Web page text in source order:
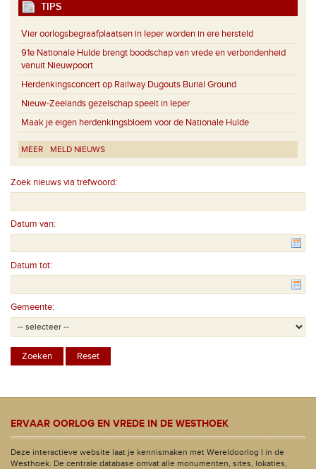
TIPS
Vier oorlogsbegraafplaatsen in Ieper worden in ere hersteld
91e Nationale Hulde brengt boodschap van vrede en verbondenheid
vanuit Nieuwpoort
Herdenkingsconcert op Railway Dugouts Burial Ground
Nieuw-Zeelands gezelschap speelt in Ieper
Maak je eigen herdenkingsbloem voor de Nationale Hulde
MEER MELD NIEUWS
Zoek nieuws via trefwoord:
Datum van:
Datum tot:
Gemeente:
ERVAAR OORLOG EN VREDE IN DE WESTHOEK
Deze interactieve website laat je kennismaken met Wereldoorlog I in de
Westhoek. De centrale database omvat alle monumenten, sites, lokaties,